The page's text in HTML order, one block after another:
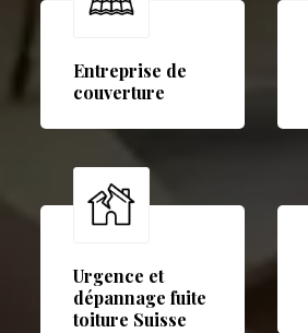
Entreprise de
couverture
Urgence et
dépannage fuite
toiture Suisse